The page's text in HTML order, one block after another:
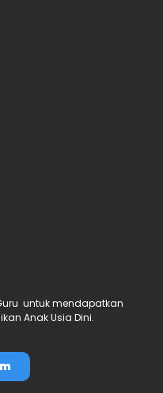
untuk mendapatkan
Anak Usia Dini.